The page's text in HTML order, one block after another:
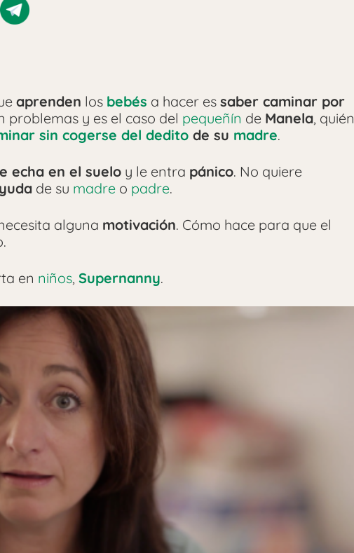
aprenden los bebés a hacer es saber caminar por
problemas y es el caso del pequeñín de Manela, quién
sin cogerse del dedito de su madre.
echa en el suelo y le entra pánico. No quiere
de su madre o padre.
alguna motivación. Cómo hace para que el
en niños, Supernanny.